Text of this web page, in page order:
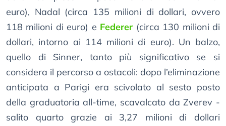
euro), Nadal (circa 135 milioni di dollari, ovvero
118 milioni di euro) e Federer (circa 130 milioni di
dollari, intorno ai 114 milioni di euro). Un balzo,
quello di Sinner, tanto più significativo se si
considera il percorso a ostacoli: dopo l’eliminazione
anticipata a Parigi era scivolato al sesto posto
della graduatoria all-time, scavalcato da Zverev -
salito quarto grazie ai 3,27 milioni di dollari